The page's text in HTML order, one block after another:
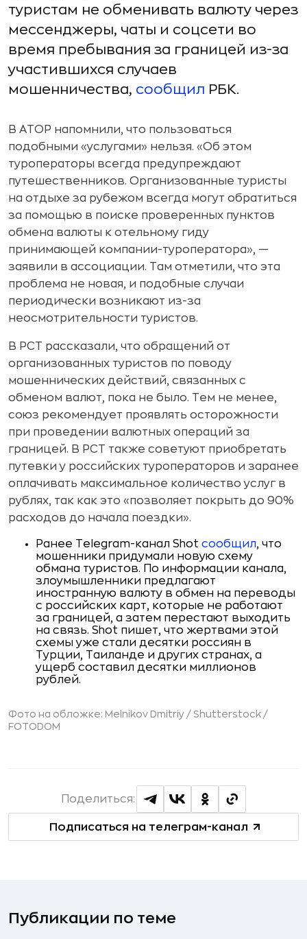
туристам не обменивать валюту через
мессенджеры, чаты и соцсети во
время пребывания за границей из-за
участившихся случаев
мошенничества, сообщил РБК.
В АТОР напомнили, что пользоваться
подобными «услугами» нельзя. «Об этом
туроператоры всегда предупреждают
путешественников. Организованные туристы
на отдыхе за рубежом всегда могут обратиться
за помощью в поиске проверенных пунктов
обмена валюты к отельному гиду
принимающей компании-туроператора», —
заявили в ассоциации. Там отметили, что эта
проблема не новая, и подобные случаи
периодически возникают из-за
неосмотрительности туристов.
В РСТ рассказали, что обращений от
организованных туристов по поводу
мошеннических действий, связанных с
обменом валют, пока не было. Тем не менее,
союз рекомендует проявлять осторожности
при проведении валютных операций за
границей. В РСТ также советуют приобретать
путевки у российских туроператоров и заранее
оплачивать максимальное количество услуг в
рублях, так как это «позволяет покрыть до 90%
расходов до начала поездки».
Ранее Telegram-канал Shot сообщил, что
мошенники придумали новую схему
обмана туристов. По информации канала,
злоумышленники предлагают
иностранную валюту в обмен на переводы
с российских карт, которые не работают
за границей, а затем перестают выходить
на связь. Shot пишет, что жертвами этой
схемы уже стали десятки россиян в
Турции, Таиланде и других странах, а
ущерб составил десятки миллионов
рублей.
Фото на обложке: Melnikov Dmitriy / Shutterstock /
FOTODOM
Подписаться на телеграм-канал
Поделиться:
Публикации по теме